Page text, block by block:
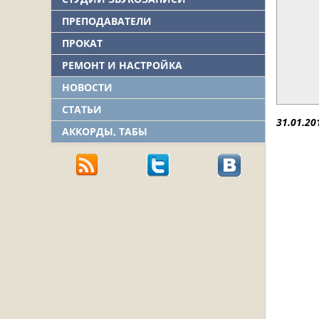
ПРЕПОДАВАТЕЛИ
ПРОКАТ
РЕМОНТ И НАСТРОЙКА
НОВОСТИ
СТАТЬИ
АККОРДЫ, ТАБЫ